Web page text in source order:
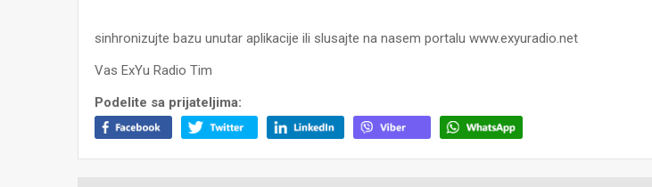
sinhronizujte bazu unutar aplikacije ili slusajte na nasem portalu www.exyuradio.net
Vas ExYu Radio Tim
Podelite sa prijateljima: